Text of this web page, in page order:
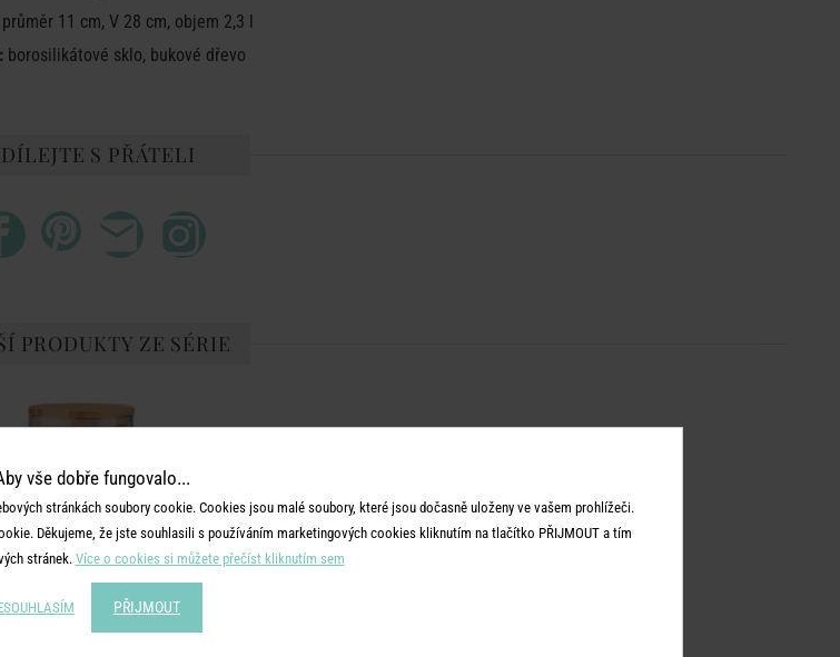
průměr 11 cm, V 28 cm, objem 2,3 l
borosilikátové sklo, bukové dřevo
S PŘÁTELI
PRODUKTY ZE SÉRIE
vše dobře fungovalo...
stránkách soubory cookie. Cookies jsou malé soubory, které jsou dočasně uloženy ve vašem prohlížeči.
Děkujeme, že jste souhlasili s používáním marketingových cookies kliknutím na tlačítko PŘIJMOUT a tím
stránek. Více o cookies si můžete přečíst kliknutím sem
PŘIJMOUT